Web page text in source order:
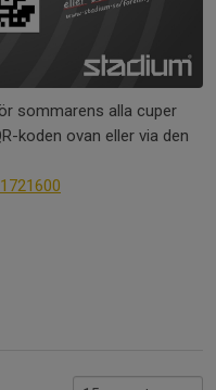
sommarens alla cuper
koden ovan eller via den